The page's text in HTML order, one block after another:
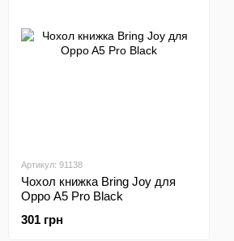
Артикул: 91138
Чохол книжка Bring Joy для
Oppo A5 Pro Black
301 грн